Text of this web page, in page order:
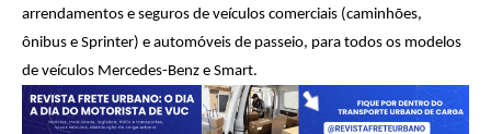
arrendamentos e seguros de veículos comerciais (caminhões,
ônibus e Sprinter) e automóveis de passeio, para todos os modelos
de veículos Mercedes-Benz e Smart.